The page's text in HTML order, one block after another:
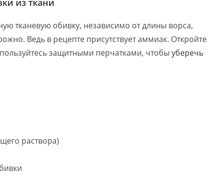
тканевую обивку, независимо от длины ворса,
Ведь в рецепте присутствует аммиак. Откройте
защитными перчатками, чтобы уберечь
раствора)